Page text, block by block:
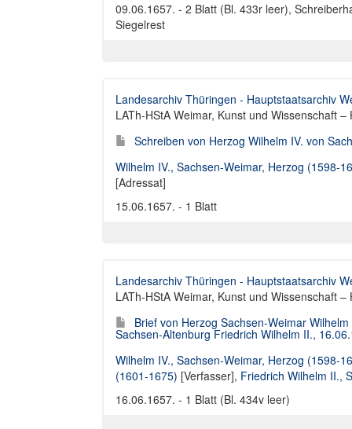
09.06.1657. - 2 Blatt (Bl. 433r leer),
Siegelrest
Landesarchiv Thüringen - Hauptstaatsarchiv
LATh-HStA Weimar, Kunst und Wissenschaft
Schreiben von Herzog Wilhelm IV. von
Wilhelm IV., Sachsen-Weimar, Herzog (1598-
[Adressat]
15.06.1657. - 1 Blatt
Landesarchiv Thüringen - Hauptstaatsarchiv
LATh-HStA Weimar, Kunst und Wissenschaft
Brief von Herzog Sachsen-Weimar
Sachsen-Altenburg Friedrich Wilhelm II.,
Wilhelm IV., Sachsen-Weimar, Herzog (1598-
(1601-1675) [Verfasser], Friedrich Wilhelm II.,
16.06.1657. - 1 Blatt (Bl. 434v leer)